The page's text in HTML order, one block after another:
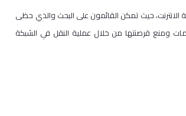
حيث تمكن القائمون على البحث والذي حظى
ومنع قرصنتها من خلال عملية النقل في الشبكة